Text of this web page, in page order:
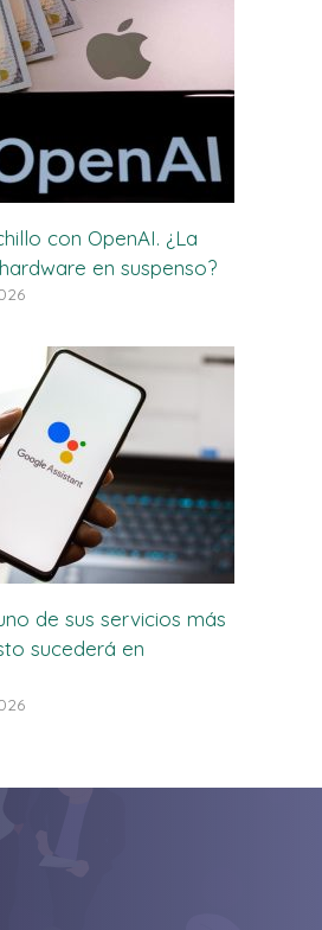
con OpenAI. ¿La
en suspenso?
de sus servicios más
sucederá en